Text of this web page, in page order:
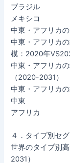
ブラジル
メキシコ
中東・アフリカ
中東・アフリカ
模：2020年
中東・アフリカ
（2020-2031）
中東・アフリカ
中東
アフリカ
４．タイプ別セ
世界のタイプ別
2031）